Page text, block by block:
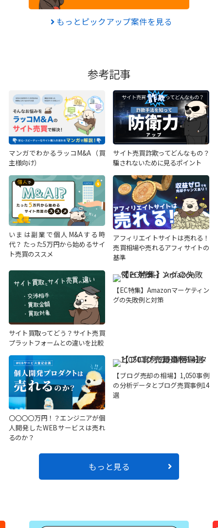
もっとピックアップ案件を見る
参考記事
マンガでわかるラッコM&A（買
主様向け）
サイト売買詐欺ってどんなもの？
騙されないために見るポイント
いまは副業で個人M&Aする時
代？ たった5万円から始めるサイ
ト売買のススメ
アフィリエイトサイトは売れる！
売買相場や売れるアフィサイトの
基準
サイト買取ってどう？サイト売買
プラットフォームとの違いを比較
【EC特集】Amazonマーケティン
グの失敗例と対策
〇〇〇〇万円！？エンジニアが個
人開発したWEBサービスは売れ
るのか？
【ブログ売却の相場】1,050事例
の分析データとブログ売買事例14
選
もっと見る